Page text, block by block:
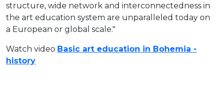
structure, wide network and interconnectedness in
the art education system are unparalleled today on
a European or global scale."
Watch video Basic art education in Bohemia -
history